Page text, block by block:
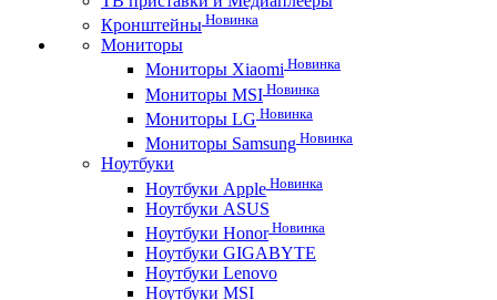
Кронштейны Новинка
Мониторы
Мониторы Xiaomi Новинка
Мониторы MSI Новинка
Мониторы LG Новинка
Мониторы Samsung Новинка
Ноутбуки
Ноутбуки Apple Новинка
Ноутбуки ASUS
Ноутбуки HonorНовинка
Ноутбуки GIGABYTE
Ноутбуки Lenovo
Ноутбуки MSI